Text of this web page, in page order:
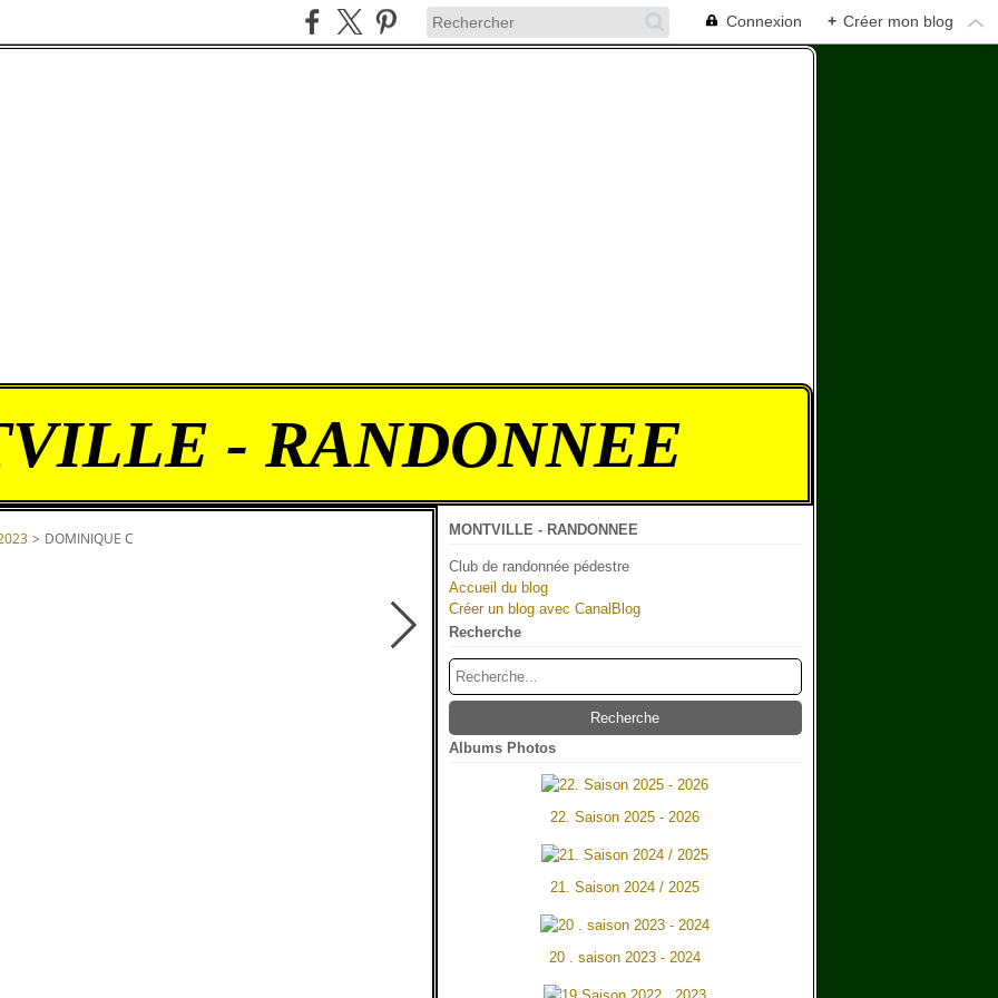
Connexion + Créer mon blog
- RANDONNEE
> DOMINIQUE C MONTVILLE - RANDONNEE
Club de randonnée pédestre
Accueil du blog
Créer un blog avec CanalBlog
Recherche
Albums Photos
22. Saison 2025 - 2026
21. Saison 2024 / 2025
20 . saison 2023 - 2024